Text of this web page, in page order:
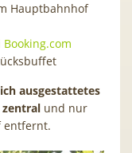
Hauptbahnhof
Booking.com
ausgestattetes
und nur
entfernt.